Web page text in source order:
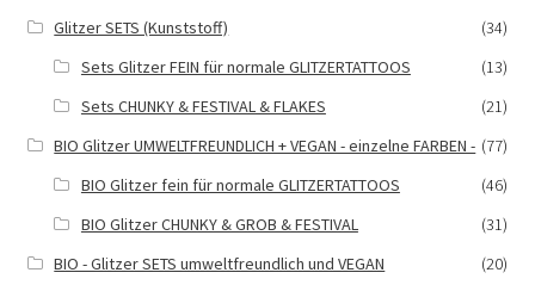
Glitzer SETS (Kunststoff)
(34)
Sets Glitzer FEIN für normale GLITZERTATTOOS
(13)
Sets CHUNKY & FESTIVAL & FLAKES
(21)
BIO Glitzer UMWELTFREUNDLICH + VEGAN - einzelne FARBEN - (77)
BIO Glitzer fein für normale GLITZERTATTOOS
(46)
BIO Glitzer CHUNKY & GROB & FESTIVAL
(31)
BIO - Glitzer SETS umweltfreundlich und VEGAN
(20)